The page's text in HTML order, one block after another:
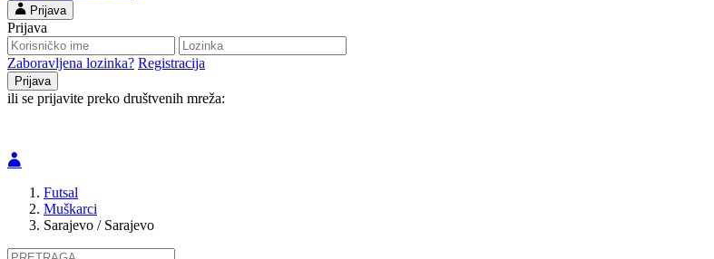
Prijava
Prijava
Zaboravljena lozinka? Registracija
ili se prijavite preko društvenih mreža:
Futsal
Muškarci
Sarajevo / Sarajevo